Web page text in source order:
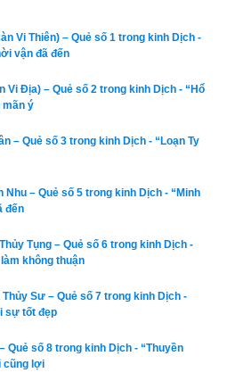
dịch
mọi việc không biết đâu là phải
hành động, mà là thời cơ để học
Công danh sự nghiệp không có
trí tuệ chỉ bảo không thể hoàn
vô ích. Tài vận không có, khó bề
khăn. Thi cử chưa đủ sức, Xuất
mục đích rõ ràng. Kiện tụng dây
và hôn nhân còn mơ hồ, tìm hiểu
thành.
Mông
Vi Thiên) – Quẻ số 1 trong kinh Dịch -
vận đã đến
Vi Địa) – Quẻ số 2 trong kinh Dịch - “Hổ
mãn ý
– Quẻ số 3 trong kinh Dịch - “Loạn Ty
Nhu – Quẻ số 5 trong kinh Dịch - “Minh
đến
Tụng – Quẻ số 6 trong kinh Dịch -
không thuận
Sư – Quẻ số 7 trong kinh Dịch -
sự tốt đẹp
Quẻ số 8 trong kinh Dịch - “Thuyền
cũng lợi